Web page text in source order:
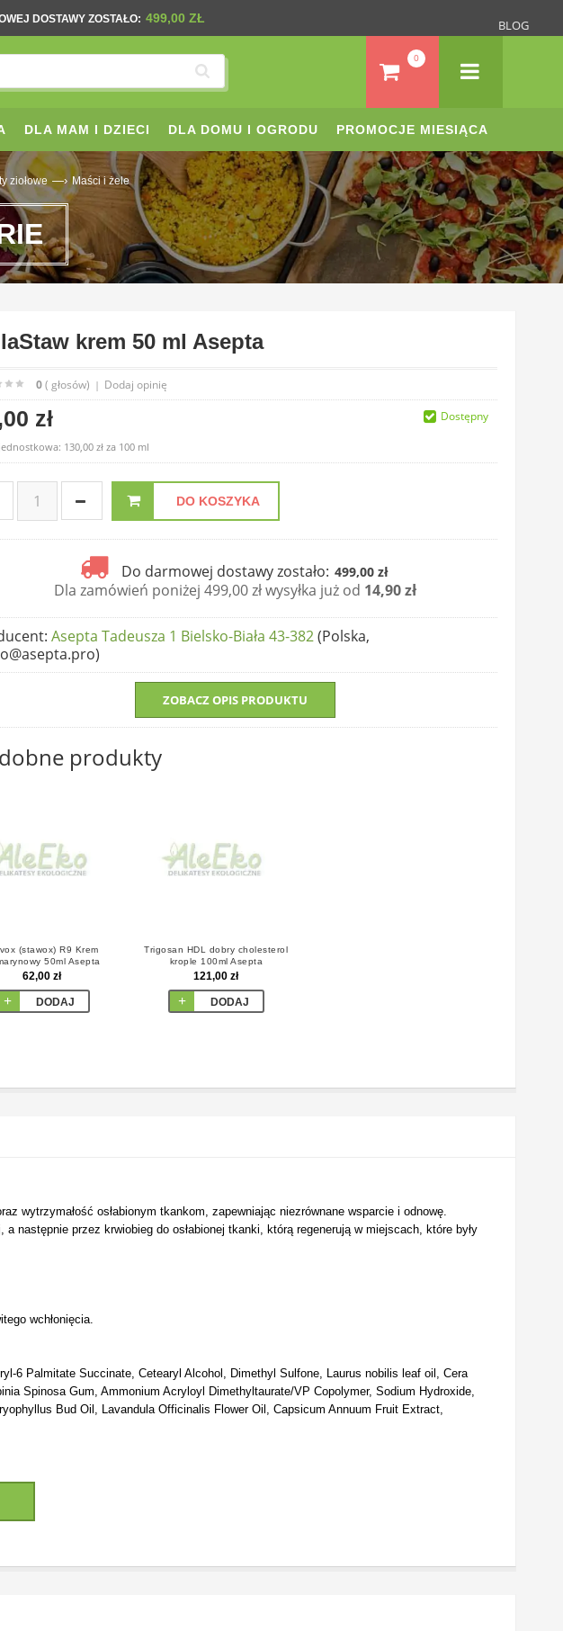
BLOG
DOSTAWY ZOSTAŁO: 499,00 ZŁ
0
DLA MAM I DZIECI DLA DOMU I OGRODU PROMOCJE MIESIĄCA
ziołowe —› Maści i żele
krem 50 ml Asepta
0( głosów) | Dodaj opinię
zł
130,00 zł za 100 ml
DO KOSZYKA
Do darmowej dostawy zostało: 499,00 zł
Dla zamówień poniżej 499,00 zł wysyłka już od 14,90 zł
Dostępny
: Asepta Tadeusza 1 Bielsko-Biała 43-382(Polska,
ZOBACZ OPIS PRODUKTU
produkty
(stawox) R9 Krem
50ml Asepta
62,00 zł
DODAJ
Trigosan HDL dobry cholesterol
krople 100ml Asepta
121,00 zł
DODAJ
wytrzymałość osłabionym tkankom, zapewniając niezrównane wsparcie i odnowę.
następnie przez krwiobieg do osłabionej tkanki, którą regenerują w miejscach, które były
wchłonięcia.
6 Palmitate Succinate, Cetearyl Alcohol, Dimethyl Sulfone, Laurus nobilis leaf oil, Cera
Spinosa Gum, Ammonium Acryloyl Dimethyltaurate/VP Copolymer, Sodium Hydroxide,
Bud Oil, Lavandula Officinalis Flower Oil, Capsicum Annuum Fruit Extract,